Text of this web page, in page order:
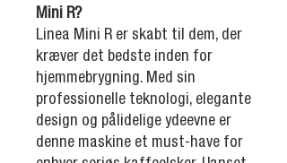
Mini R?
Linea Mini R er skabt til dem, der
kræver det bedste inden for
hjemmebrygning. Med sin
professionelle teknologi, elegante
design og pålidelige ydeevne er
denne maskine et must-have for